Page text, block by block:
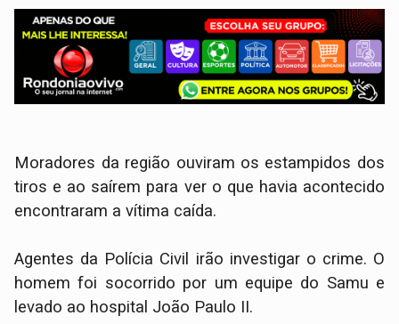
Moradores da região ouviram os estampidos dos
tiros e ao saírem para ver o que havia acontecido
encontraram a vítima caída.
Agentes da Polícia Civil irão investigar o crime. O
homem foi socorrido por um equipe do Samu e
levado ao hospital João Paulo II.